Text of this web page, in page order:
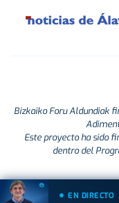
Bizkaiko Foru Aldundiak
Este proyecto ha sido
dentro del
EN DIRECTO